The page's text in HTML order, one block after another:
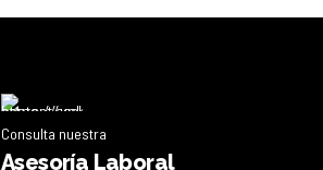
Consulta nuestra
Asesoría Laboral